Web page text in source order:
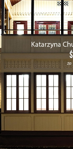
torty, domy
domy
domy
bezpańskie…
55.00 zł
KSIĄŻKA DO